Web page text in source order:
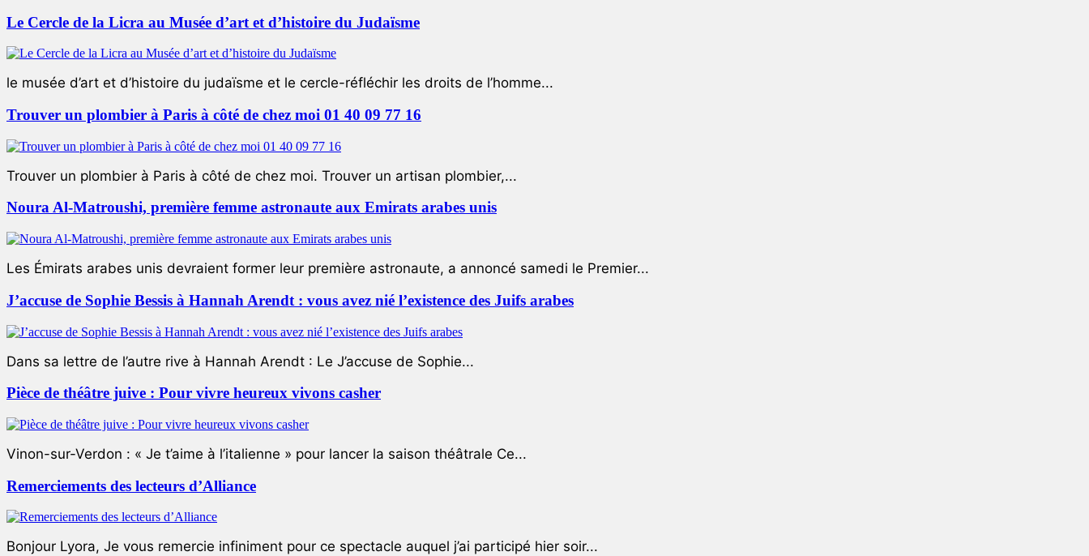
Le Cercle de la Licra au Musée d’art et d’histoire du Judaïsme
le musée d’art et d’histoire du judaïsme et le cercle-réfléchir les droits de l’homme...
Trouver un plombier à Paris à côté de chez moi 01 40 09 77 16
Trouver un plombier à Paris à côté de chez moi. Trouver un artisan plombier,...
Noura Al-Matroushi, première femme astronaute aux Emirats arabes unis
Les Émirats arabes unis devraient former leur première astronaute, a annoncé samedi le Premier...
J’accuse de Sophie Bessis à Hannah Arendt : vous avez nié l’existence des Juifs arabes
Dans sa lettre de l’autre rive à Hannah Arendt : Le J’accuse de Sophie...
Pièce de théâtre juive : Pour vivre heureux vivons casher
Vinon-sur-Verdon : « Je t’aime à l’italienne » pour lancer la saison théâtrale Ce...
Remerciements des lecteurs d’Alliance
Bonjour Lyora, Je vous remercie infiniment pour ce spectacle auquel j’ai participé hier soir...